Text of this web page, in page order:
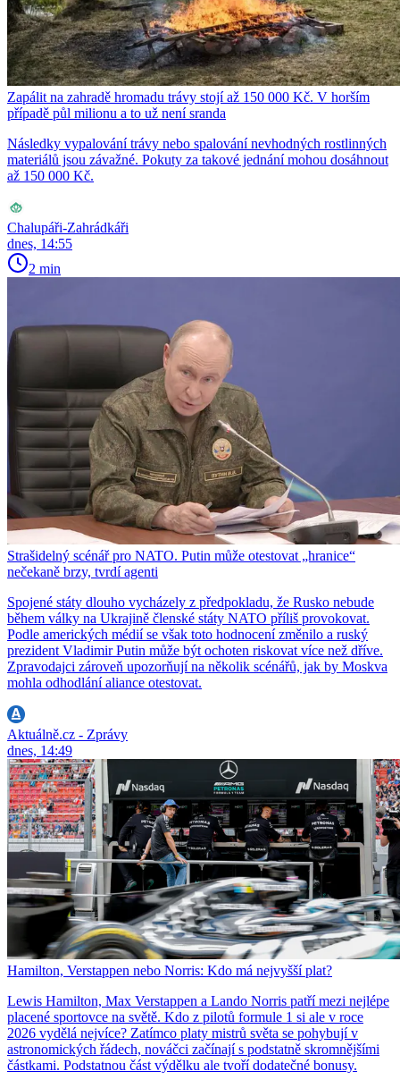
Zapálit na zahradě hromadu trávy stojí až 150 000 Kč. V horším
případě půl milionu a to už není sranda
Následky vypalování trávy nebo spalování nevhodných rostlinných
materiálů jsou závažné. Pokuty za takové jednání mohou dosáhnout
až 150 000 Kč.
Chalupáři-Zahrádkáři
dnes, 14:55
2 min
Strašidelný scénář pro NATO. Putin může otestovat „hranice“
nečekaně brzy, tvrdí agenti
Spojené státy dlouho vycházely z předpokladu, že Rusko nebude
během války na Ukrajině členské státy NATO příliš provokovat.
Podle amerických médií se však toto hodnocení změnilo a ruský
prezident Vladimir Putin může být ochoten riskovat více než dříve.
Zpravodajci zároveň upozorňují na několik scénářů, jak by Moskva
mohla odhodlání aliance otestovat.
Aktuálně.cz - Zprávy
dnes, 14:49
Hamilton, Verstappen nebo Norris: Kdo má nejvyšší plat?
Lewis Hamilton, Max Verstappen a Lando Norris patří mezi nejlépe
placené sportovce na světě. Kdo z pilotů formule 1 si ale v roce
2026 vydělá nejvíce? Zatímco platy mistrů světa se pohybují v
astronomických řádech, nováčci začínají s podstatně skromnějšími
částkami. Podstatnou část výdělku ale tvoří dodatečné bonusy.